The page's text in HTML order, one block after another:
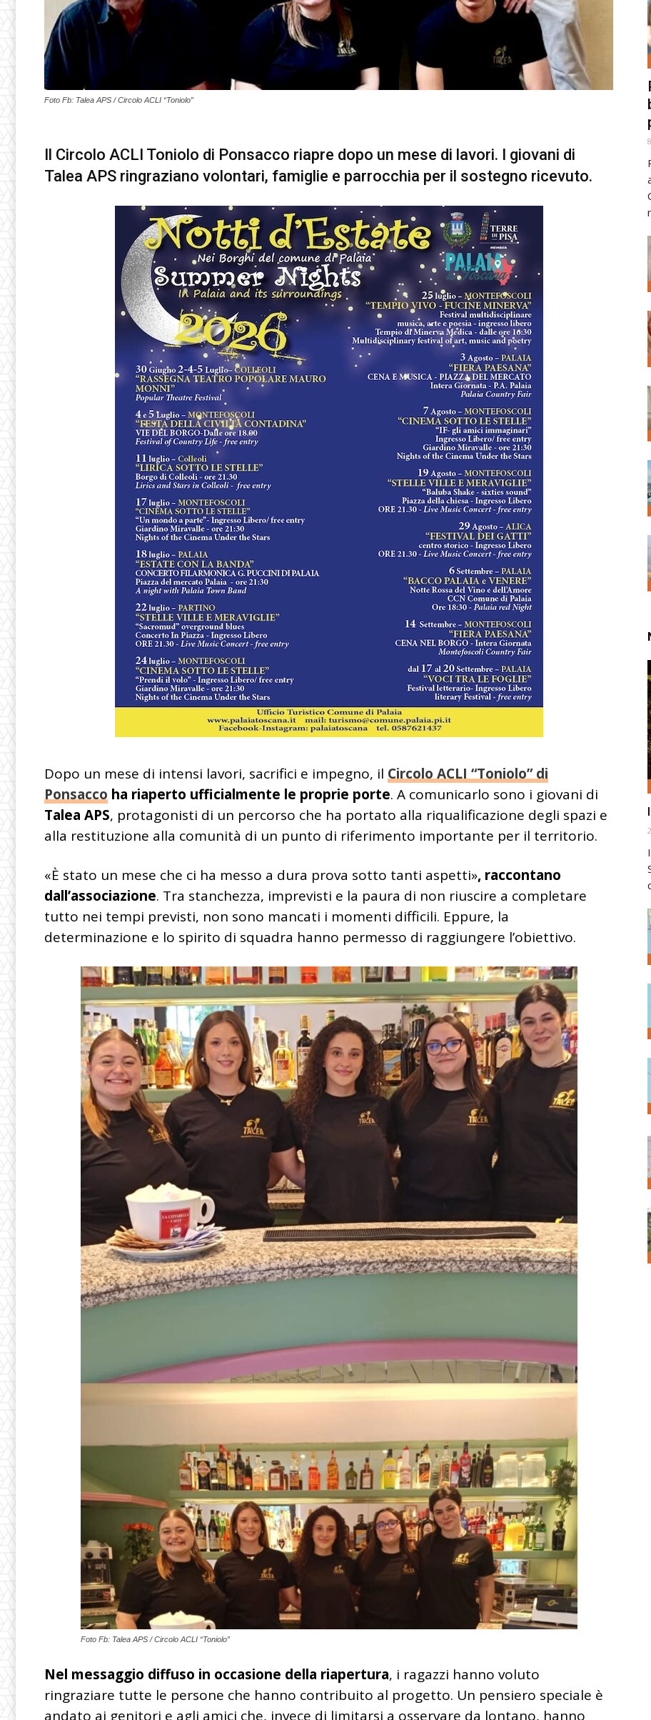
Foto Fb: Talea APS / Circolo ACLI “Toniolo”
Il Circolo ACLI Toniolo di Ponsacco riapre dopo un mese di lavori. I giovani di
Talea APS ringraziano volontari, famiglie e parrocchia per il sostegno ricevuto.
Dopo un mese di intensi lavori, sacrifici e impegno, il Circolo ACLI “Toniolo” di
Ponsacco ha riaperto ufficialmente le proprie porte. A comunicarlo sono i giovani di
Talea APS, protagonisti di un percorso che ha portato alla riqualificazione degli spazi e
alla restituzione alla comunità di un punto di riferimento importante per il territorio.
«È stato un mese che ci ha messo a dura prova sotto tanti aspetti», raccontano
dall’associazione. Tra stanchezza, imprevisti e la paura di non riuscire a completare
tutto nei tempi previsti, non sono mancati i momenti difficili. Eppure, la
determinazione e lo spirito di squadra hanno permesso di raggiungere l’obiettivo.
Foto Fb: Talea APS / Circolo ACLI “Toniolo”
Nel messaggio diffuso in occasione della riapertura, i ragazzi hanno voluto
ringraziare tutte le persone che hanno contribuito al progetto. Un pensiero speciale è
andato ai genitori e agli amici che, invece di limitarsi a osservare da lontano, hanno